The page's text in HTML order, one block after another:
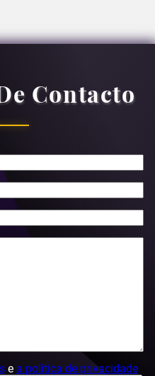
Contacto
e a política de privacidade